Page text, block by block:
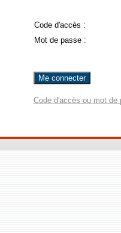
Code d'accès :
Mot de passe :
Code d'accès ou mot de